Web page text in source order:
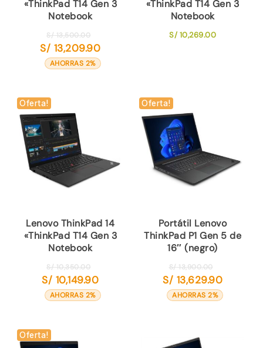
«ThinkPad T14 Gen 3
Notebook
S/13,500.00
precio
original
S/ 13,209.90El
precio
S/ 13,209.90.
AHORRAS 2%
«ThinkPad T14 Gen 3
Notebook
S/10,269.00
Oferta!
Lenovo ThinkPad 14
«ThinkPad T14 Gen 3
Notebook
S/10,350.00
precio
original
S/ 10,149.90El
precio
AHORRAS 2%
Oferta!
Portátil Lenovo
ThinkPad P1 Gen 5 de
16″ (negro)
S/13,900.00
precio
original
S/ 13,629.90El
precio
AHORRAS 2%
Oferta!